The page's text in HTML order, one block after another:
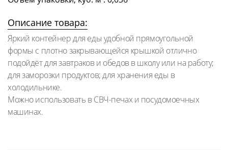
Описание товара:
Яркий контейнер для еды удобной прямоугольной
формы с плотно закрывающейся крышкой отлично
подойдёт для завтраков и обедов в школу или на работу;
для заморозки продуктов; для хранения еды в
холодильнике.
Можно использовать в СВЧ-печах и посудомоечных
машинах.